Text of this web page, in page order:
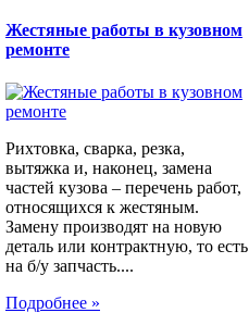
Жестяные работы в кузовном
ремонте
Рихтовка, сварка, резка,
вытяжка и, наконец, замена
частей кузова – перечень работ,
относящихся к жестяным.
Замену производят на новую
деталь или контрактную, то есть
на б/у запчасть....
Подробнее »